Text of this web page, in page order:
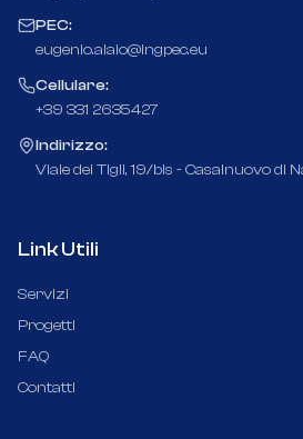
PEC:
eugenio.alaio@ingpec.eu
Cellulare:
+39 331 2635427
Indirizzo:
Viale dei Tigli, 19/bis - Casalnuovo di
Link Utili
Servizi
Progetti
FAQ
Contatti